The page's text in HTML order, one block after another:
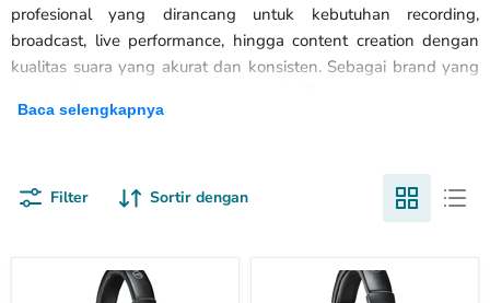
profesional yang dirancang untuk kebutuhan recording,
broadcast, live performance, hingga content creation dengan
kualitas suara yang akurat dan konsisten. Sebagai brand yang
berbagai produk seperti microphone, headphone, wireless
berbagai industri. Produk-produk ini dirancang untuk
menghasilkan reproduksi suara yang natural dengan detail
yang tinggi, sehingga sangat cocok untuk vokal, instrumen,
Baca selengkapnya
Filter Sortir dengan